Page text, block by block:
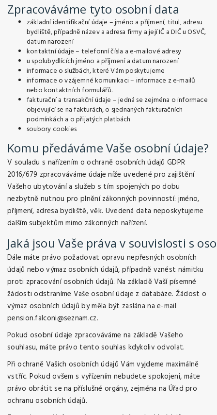
Zpracováváme tyto osobní data
základní identifikační údaje – jméno a příjmení, titul, adresu
bydliště, případně název a adresa firmy a její IČ a DIČ u OSVČ,
datum narození
kontaktní údaje – telefonní čísla a e-mailové adresy
u spolubydlících jméno a příjmení a datum narození
informace o službách, které Vám poskytujeme
informace o vzájemné komunikaci – informace z e-mailů
nebo kontaktních formulářů.
fakturační a transakční údaje – jedná se zejména o informace
objevující se na fakturách, o sjednaných fakturačních
podmínkách a o přijatých platbách
soubory cookies
Komu předáváme Vaše osobní údaje?
V souladu s nařízením o ochraně osobních údajů GDPR
2016/679 zpracováváme údaje níže uvedené pro zajištění
Vašeho ubytování a služeb s tím spojených po dobu
nezbytně nutnou pro plnění zákonných povinností: jméno,
příjmení, adresa bydliště, věk. Uvedená data neposkytujeme
dalším subjektům mimo zákonných nařízení.
Jaká jsou Vaše práva v souvislosti s
Dále máte právo požadovat opravu nepřesných osobních
údajů nebo výmaz osobních údajů, případně vznést námitku
proti zpracování osobních údajů. Na základě Vaší písemné
žádosti odstraníme Vaše osobní údaje z databáze. Žádost o
výmaz osobních údajů by měla být zaslána na e-mail
pension.falconi@seznam.cz.
Pokud osobní údaje zpracováváme na základě Vašeho
souhlasu, máte právo tento souhlas kdykoliv odvolat.
Při ochraně Vašich osobních údajů Vám vyjdeme maximálně
vstříc. Pokud ovšem s vyřízením nebudete spokojeni, máte
právo obrátit se na příslušné orgány, zejména na Úřad pro
ochranu osobních údajů.